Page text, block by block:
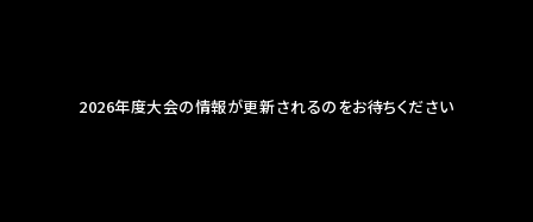
2026年度大会の情報が更新されるのをお待ちください